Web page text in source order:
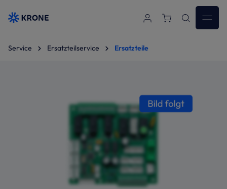
Zum Hauptinhalt springen
Service Ersatzteilservice Ersatzteile